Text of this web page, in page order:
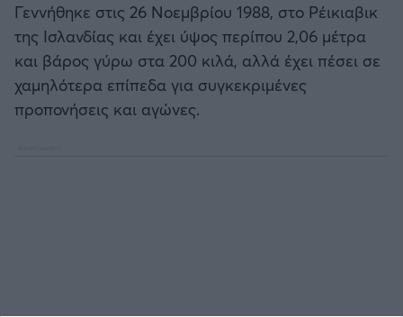
Γεννήθηκε στις 26 Νοεμβρίου 1988, στο Ρέικιαβικ
της Ισλανδίας και έχει ύψος περίπου 2,06 μέτρα
και βάρος γύρω στα 200 κιλά, αλλά έχει πέσει σε
χαμηλότερα επίπεδα για συγκεκριμένες
προπονήσεις και αγώνες.